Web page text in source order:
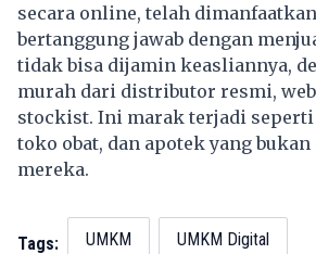
secara online, telah
bertanggung jawab dengan
tidak bisa dijamin keasliannya,
murah dari distributor resmi,
stockist. Ini marak terjadi
toko obat, dan apotek yang
mereka.
Tags: UMKM UMKM Digital